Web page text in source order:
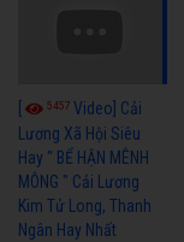
5457 Video] Cải
Lương Xã Hội Siêu
Hay " BỂ HẬN MÊNH
MÔNG " Cải Lương
Kim Tử Long, Thanh
Ngân Hay Nhất